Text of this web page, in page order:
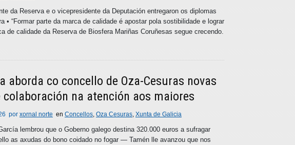
da Reserva e o vicepresidente da Deputación entregaron os diplomas
• “Formar parte da marca de calidade é apostar pola sostibilidade e lograr
de calidade da Reserva de Biosfera Mariñas Coruñesas segue crecendo.
aborda co concello de Oza-Cesuras novas
colaboración na atención aos maiores
por xornal norte en Concellos, Oza Cesuras, Xunta de Galicia
lembrou que o Goberno galego destina 320.000 euros a sufragar
as axudas do bono coidado no fogar — Tamén lle avanzou que nos